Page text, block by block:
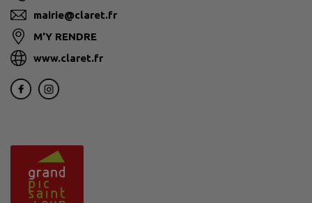
mairie@claret.fr
M'Y RENDRE
www.claret.fr